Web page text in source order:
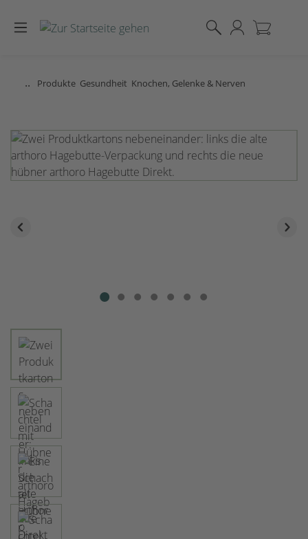
.. Produkte Gesundheit Knochen, Gelenke & Nerven
Bildergalerie überspringen